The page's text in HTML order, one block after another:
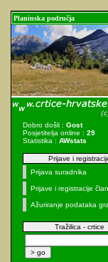
Planinska područja
Dobro došli : Gost
Posjetitelja online : 29
Statistika : AWstats
Prijave i
Prijava suradnika
Prijave i registracije
Ažuriranje podataka
Tražilica - crtice